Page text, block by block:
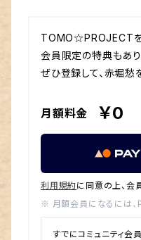
TOMO☆PROJECTを
会員限定の特典もあり
ぜひ登録して、赤堀愁
月額料金 ￥0
利用規約に同意の上、会
※ 月額会員になるには、
すでにコミュニティ会